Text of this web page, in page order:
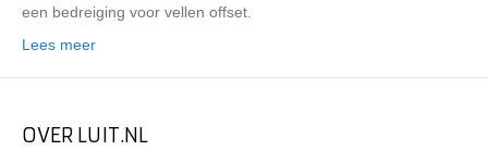
een bedreiging voor vellen offset.
Lees meer
OVER LUIT.NL